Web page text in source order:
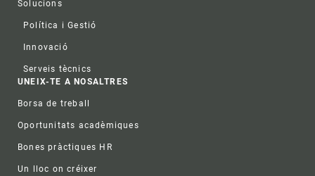
Solucions
Política i Gestió
Innovació
Serveis tècnics
UNEIX-TE A NOSALTRES
Borsa de treball
Oportunitats acadèmiques
Bones pràctiques HR
Un lloc on créixer